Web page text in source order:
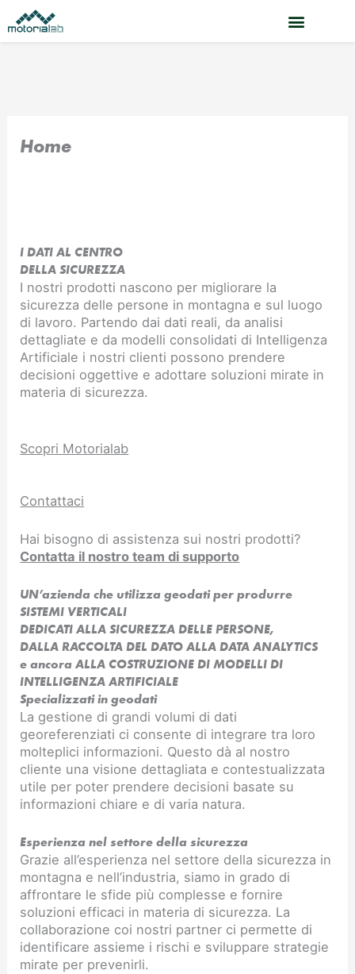
al
contenuto
Home
I DATI AL CENTRO
DELLA SICUREZZA
I nostri prodotti nascono per migliorare la
sicurezza delle persone in montagna e sul luogo
di lavoro. Partendo dai dati reali, da analisi
dettagliate e da modelli consolidati di Intelligenza
Artificiale i nostri clienti possono prendere
decisioni oggettive e adottare soluzioni mirate in
materia di sicurezza.
Scopri Motorialab
Contattaci
Hai bisogno di assistenza sui nostri prodotti?
Contatta il nostro team di supporto
UN’azienda che utilizza geodati per produrre
SISTEMI VERTICALI
DEDICATI ALLA SICUREZZA DELLE PERSONE,
DALLA RACCOLTA DEL DATO ALLA DATA ANALYTICS
e ancora ALLA COSTRUZIONE DI MODELLI DI
INTELLIGENZA ARTIFICIALE​
Specializzati in geodati
La gestione di grandi volumi di dati
georeferenziati ci consente di integrare tra loro
molteplici informazioni. Questo dà al nostro
cliente una visione dettagliata e contestualizzata
utile per poter prendere decisioni basate su
informazioni chiare e di varia natura.
Esperienza nel settore della sicurezza
Grazie all’esperienza nel settore della sicurezza in
montagna e nell’industria, siamo in grado di
affrontare le sfide più complesse e fornire
soluzioni efficaci in materia di sicurezza. La
collaborazione coi nostri partner ci permette di
identificare assieme i rischi e sviluppare strategie
mirate per prevenirli.